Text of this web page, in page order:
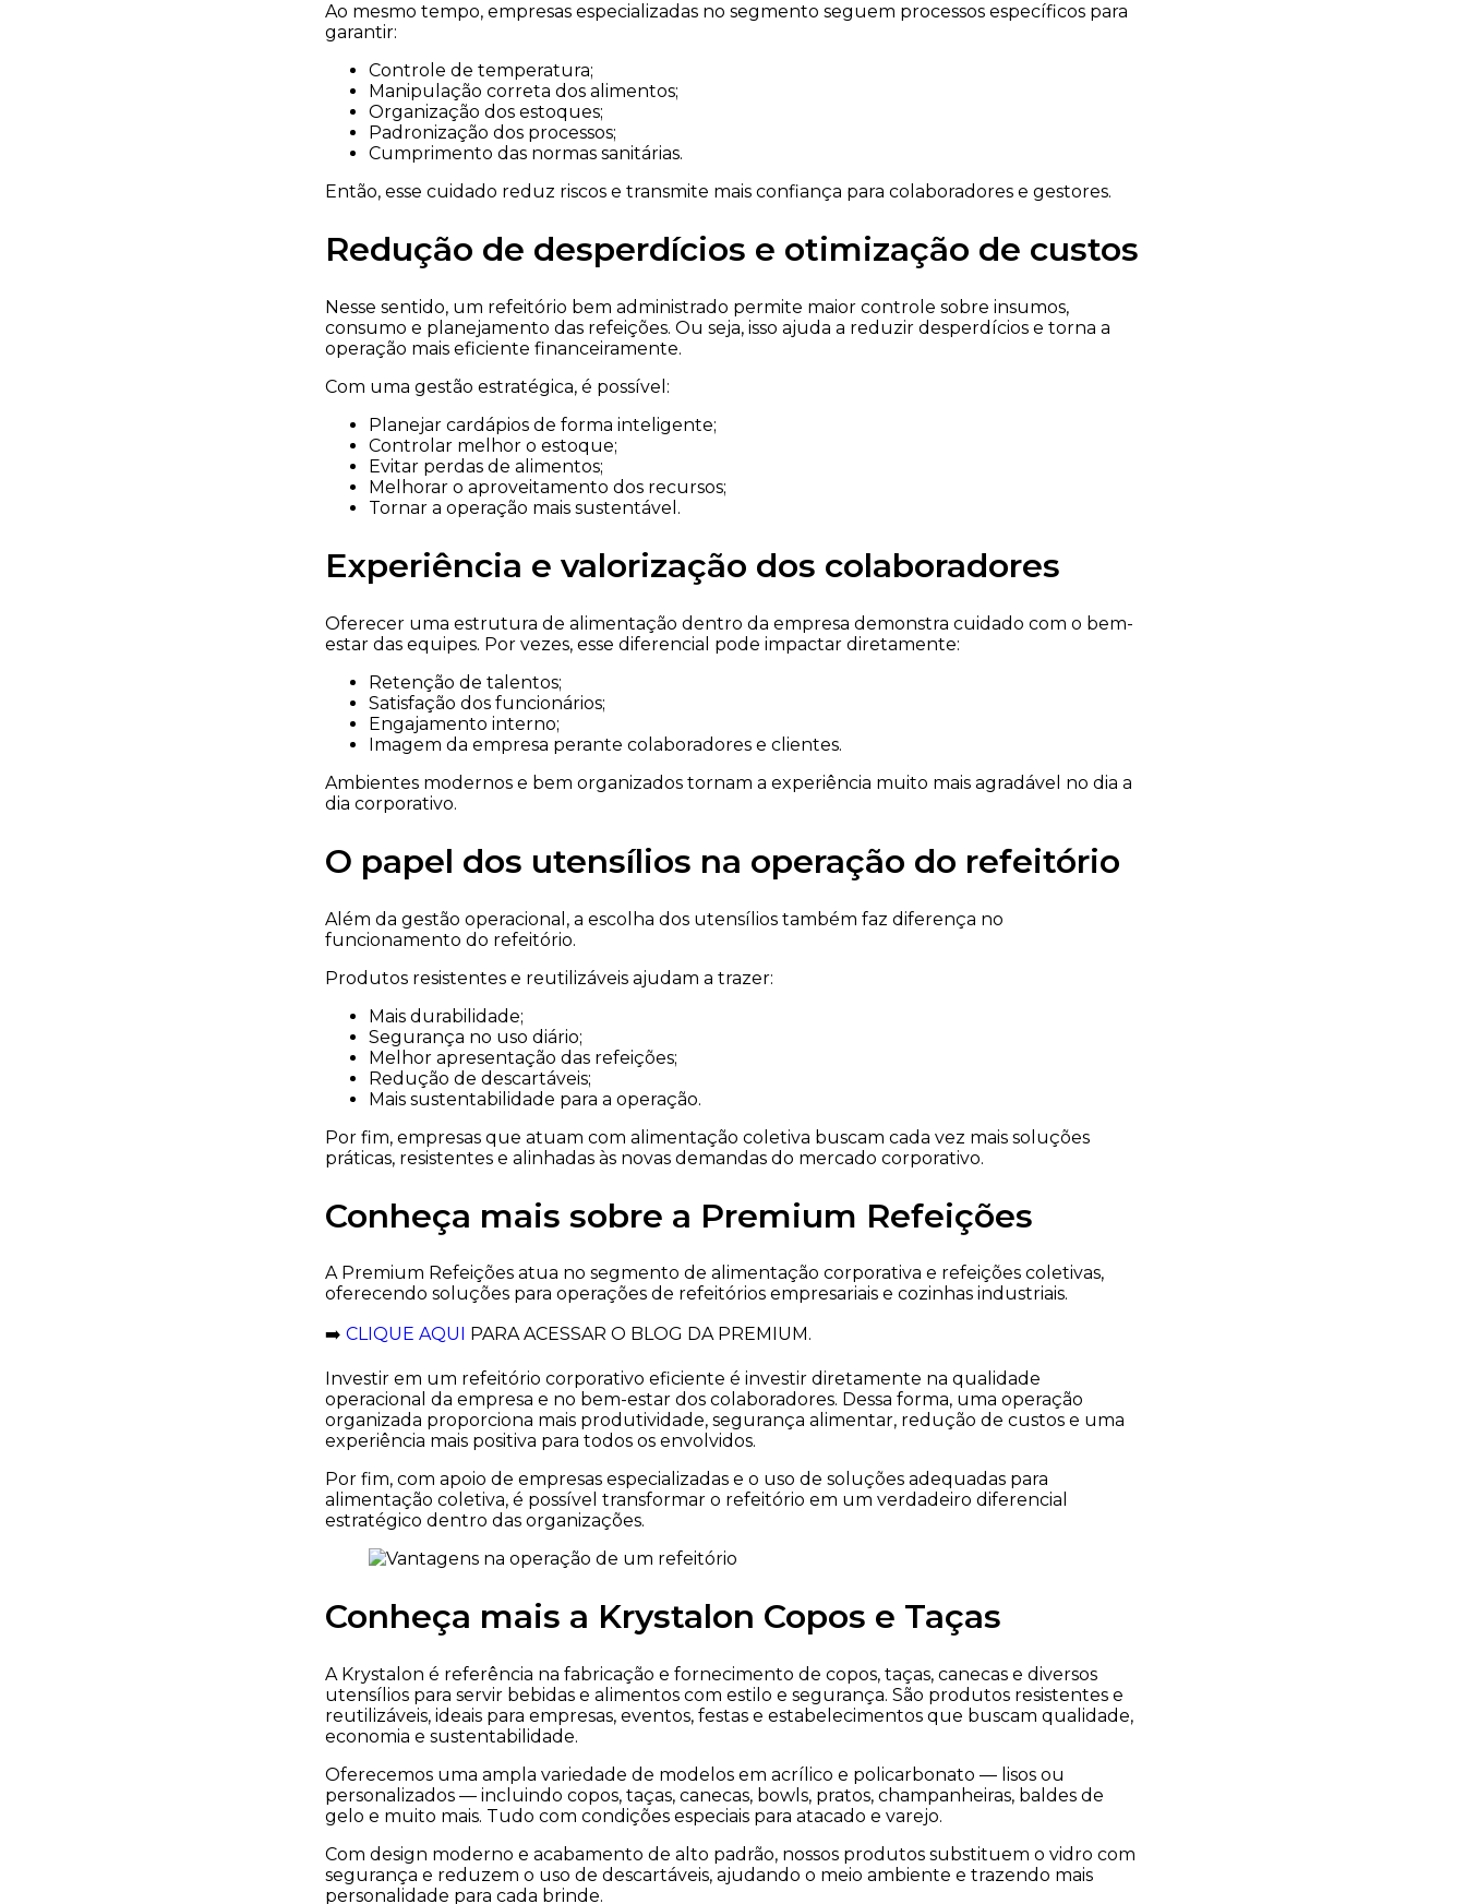
Ao mesmo tempo, empresas especializadas no segmento seguem processos específicos para
garantir:
Controle de temperatura;
Manipulação correta dos alimentos;
Organização dos estoques;
Padronização dos processos;
Cumprimento das normas sanitárias.
Então, esse cuidado reduz riscos e transmite mais confiança para colaboradores e gestores.
Redução de desperdícios e otimização de custos
Nesse sentido, um refeitório bem administrado permite maior controle sobre insumos,
consumo e planejamento das refeições. Ou seja, isso ajuda a reduzir desperdícios e torna a
operação mais eficiente financeiramente.
Com uma gestão estratégica, é possível:
Planejar cardápios de forma inteligente;
Controlar melhor o estoque;
Evitar perdas de alimentos;
Melhorar o aproveitamento dos recursos;
Tornar a operação mais sustentável.
Experiência e valorização dos colaboradores
Oferecer uma estrutura de alimentação dentro da empresa demonstra cuidado com o bem-
estar das equipes. Por vezes, esse diferencial pode impactar diretamente:
Retenção de talentos;
Satisfação dos funcionários;
Engajamento interno;
Imagem da empresa perante colaboradores e clientes.
Ambientes modernos e bem organizados tornam a experiência muito mais agradável no dia a
dia corporativo.
O papel dos utensílios na operação do refeitório
Além da gestão operacional, a escolha dos utensílios também faz diferença no
funcionamento do refeitório.
Produtos resistentes e reutilizáveis ajudam a trazer:
Mais durabilidade;
Segurança no uso diário;
Melhor apresentação das refeições;
Redução de descartáveis;
Mais sustentabilidade para a operação.
Por fim, empresas que atuam com alimentação coletiva buscam cada vez mais soluções
práticas, resistentes e alinhadas às novas demandas do mercado corporativo.
Conheça mais sobre a Premium Refeições
A Premium Refeições atua no segmento de alimentação corporativa e refeições coletivas,
oferecendo soluções para operações de refeitórios empresariais e cozinhas industriais.
➡️ CLIQUE AQUI PARA ACESSAR O BLOG DA PREMIUM.
Investir em um refeitório corporativo eficiente é investir diretamente na qualidade
operacional da empresa e no bem-estar dos colaboradores. Dessa forma, uma operação
organizada proporciona mais produtividade, segurança alimentar, redução de custos e uma
experiência mais positiva para todos os envolvidos.
Por fim, com apoio de empresas especializadas e o uso de soluções adequadas para
alimentação coletiva, é possível transformar o refeitório em um verdadeiro diferencial
estratégico dentro das organizações.
Conheça mais a Krystalon Copos e Taças
A Krystalon é referência na fabricação e fornecimento de copos, taças, canecas e diversos
utensílios para servir bebidas e alimentos com estilo e segurança. São produtos resistentes e
reutilizáveis, ideais para empresas, eventos, festas e estabelecimentos que buscam qualidade,
economia e sustentabilidade.
Oferecemos uma ampla variedade de modelos em acrílico e policarbonato — lisos ou
personalizados — incluindo copos, taças, canecas, bowls, pratos, champanheiras, baldes de
gelo e muito mais. Tudo com condições especiais para atacado e varejo.
Com design moderno e acabamento de alto padrão, nossos produtos substituem o vidro com
segurança e reduzem o uso de descartáveis, ajudando o meio ambiente e trazendo mais
personalidade para cada brinde.